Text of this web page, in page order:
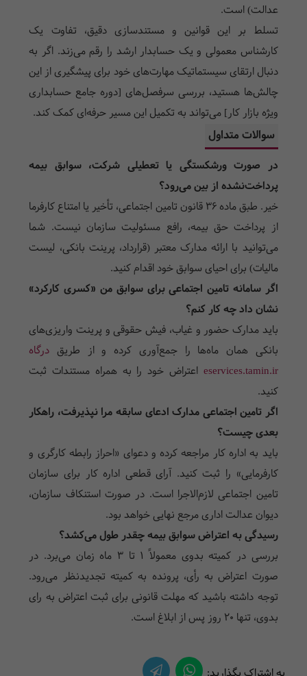
عدالت) است.
تسلط بر این قوانین و مستندسازی دقیق، تفاوت یک
کارشناس معمولی و یک حسابدار ارشد را رقم می‌زند. اگر به
دنبال ارتقای سیستماتیک مهارت‌های خود برای پیشگیری از این
چالش‌ها هستید، بررسی سرفصل‌های [دوره جامع حسابداری
ویژه بازار کار] می‌تواند به تکمیل این مسیر حرفه‌ای کمک کند.
سوالات متداول
در صورت ورشکستگی یا تعطیلی شرکت، سوابق بیمه
پرداخت‌نشده از بین می‌رود؟
خیر. طبق ماده ۳۶ قانون تامین اجتماعی، تأخیر یا امتناع کارفرما
از پرداخت حق بیمه، رافع مسئولیت سازمان نیست. شما
می‌توانید با ارائه مدارک معتبر (قرارداد، پرینت بانکی، لیست
مالیات) برای احیای سوابق خود اقدام کنید.
اگر سامانه تامین اجتماعی برای سوابق من «کسری کارکرد»
نشان داد چه کار کنم؟
باید مدارک حضور و غیاب، فیش حقوقی و پرینت واریزی‌های
بانکی همان ماه‌ها را جمع‌آوری کرده و از طریق درگاه
eservices.tamin.ir اعتراض خود را به همراه مستندات ثبت
کنید.
اگر تامین اجتماعی مدارک ادعای سابقه مرا نپذیرفت، راهکار
بعدی چیست؟
باید به اداره کار مراجعه کرده و دعوای «احراز رابطه کارگری و
کارفرمایی» را ثبت کنید. آرای قطعی اداره کار برای سازمان
تامین اجتماعی لازم‌الاجرا است. در صورت استنکاف سازمان،
دیوان عدالت اداری مرجع نهایی خواهد بود.
رسیدگی به اعتراض سوابق بیمه چقدر طول می‌کشد؟
بررسی در کمیته بدوی معمولاً ۱ تا ۳ ماه زمان می‌برد. در
صورت اعتراض به رأی، پرونده به کمیته تجدیدنظر می‌رود.
توجه داشته باشید که مهلت قانونی برای ثبت اعتراض به رای
بدوی، تنها ۲۰ روز پس از ابلاغ است.